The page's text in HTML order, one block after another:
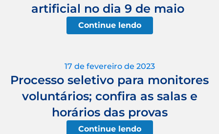
artificial no dia 9 de maio
Continue lendo
17 de fevereiro de 2023
Processo seletivo para monitores
voluntários; confira as salas e
horários das provas
Continue lendo